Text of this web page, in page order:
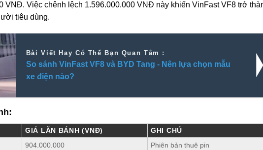
VNĐ. Việc chênh lệch 1.596.000.000 VNĐ này khiến VinFast VF8 trở
tiêu dùng.
Bài Viết Hay Có Thể Bạn Quan Tâm :
So sánh VinFast VF8 và BYD Tang - Nên lựa chọn mẫu
xe điện nào?
GIÁ LĂN BÁNH (VNĐ)
GHI CHÚ
904.000.000
Phiên bản thuê pin